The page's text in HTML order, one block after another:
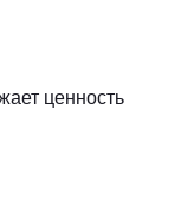
ценность